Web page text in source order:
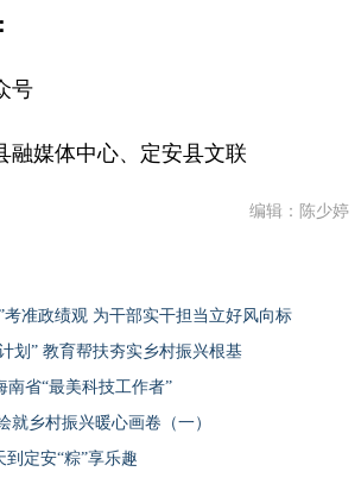
号
媒体中心、定安县文联
编辑：陈少婷
考准政绩观 为干部实干担当立好风向标
划” 教育帮扶夯实乡村振兴根基
南省“最美科技工作者”
就乡村振兴暖心画卷（一）
定安“粽”享乐趣